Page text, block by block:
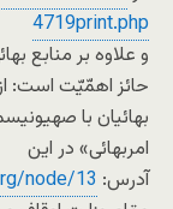
4719print.php
و علاوه بر منابع
حائز اهمّیّت است:
بهائیان با
امربهائی» در این
آدرس: node/13